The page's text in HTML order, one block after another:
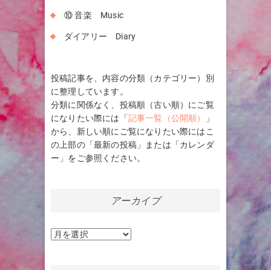
⑩ 音楽 Music
ダイアリー Diary
投稿記事を、内容の分類（カテゴリー）別
に整理しています。
分類に関係なく、投稿順（古い順）にご覧
になりたい際には「記事一覧（公開順）
」
から、新しい順にご覧になりたい際にはこ
の上部の「最新の投稿」または「カレンダ
ー」をご参照ください。
アーカイブ
ア